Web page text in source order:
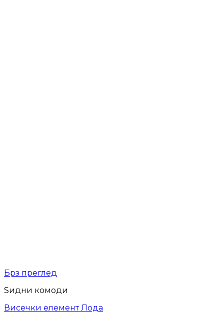
Брз преглед
Ѕидни комоди
Висечки елемент Лода